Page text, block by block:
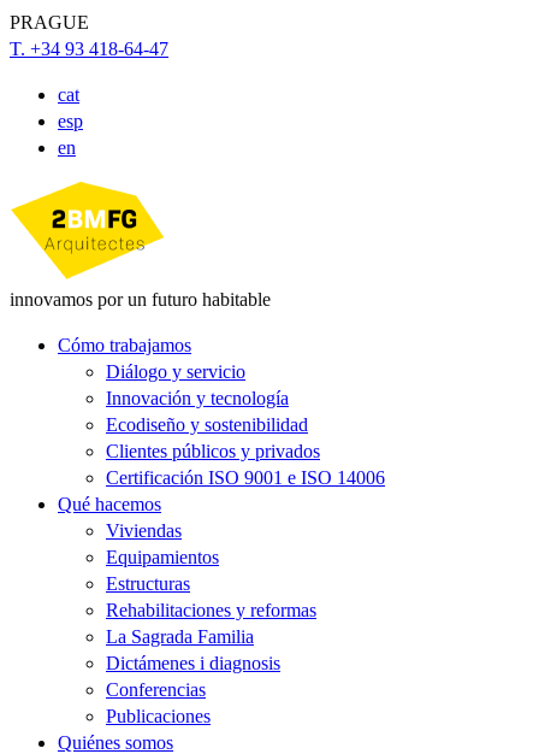
PRAGUE
T. +34 93 418-64-47
cat
esp
en
innovamos por un futuro habitable
Cómo trabajamos
Diálogo y servicio
Innovación y tecnología
Ecodiseño y sostenibilidad
Clientes públicos y privados
Certificación ISO 9001 e ISO 14006
Qué hacemos
Viviendas
Equipamientos
Estructuras
Rehabilitaciones y reformas
La Sagrada Familia
Dictámenes i diagnosis
Conferencias
Publicaciones
Quiénes somos